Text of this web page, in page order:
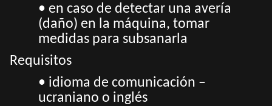
• en caso de detectar una avería
(daño) en la máquina, tomar
medidas para subsanarla
Requisitos
• idioma de comunicación –
ucraniano o inglés